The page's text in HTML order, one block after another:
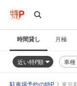
時間貸し 月極
近い特P順 車種
駐車場予約の特P 東京